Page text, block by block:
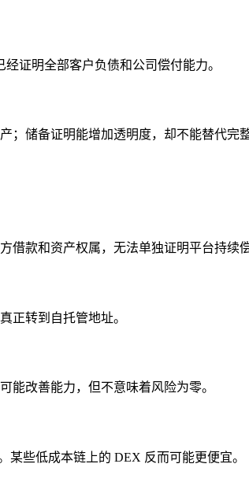
证明全部客户负债和公司偿付能力。
储备证明能增加透明度，却不能替代完
款和资产权属，无法单独证明平台持续
正转到自托管地址。
能改善能力，但不意味着风险为零。
些低成本链上的 DEX 反而可能更便宜。